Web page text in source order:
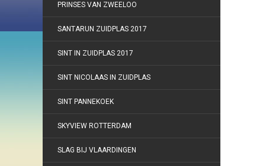
PRINSES VAN ZWEELOO
SANTARUN ZUIDPLAS 2017
SINT IN ZUIDPLAS 2017
SINT NICOLAAS IN ZUIDPLAS
SINT PANNEKOEK
SKYVIEW ROTTERDAM
SLAG BIJ VLAARDINGEN